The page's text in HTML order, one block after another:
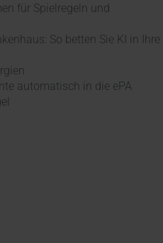
für Spielregeln und
So betten Sie KI in Ihre
automatisch in die ePA